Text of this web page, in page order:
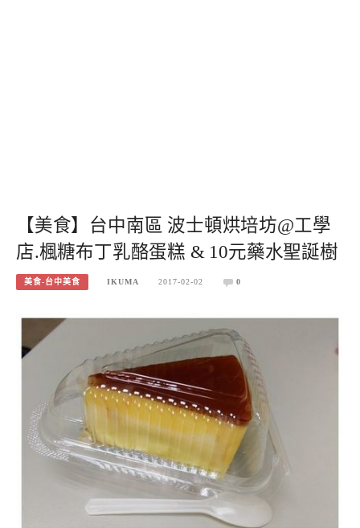
【美食】台中南區 波士頓烘培坊@工學
店.楓糖布丁乳酪蛋糕 & 10元藥水聖誕樹
美食-台中美食 IKUMA 2017-02-02 0